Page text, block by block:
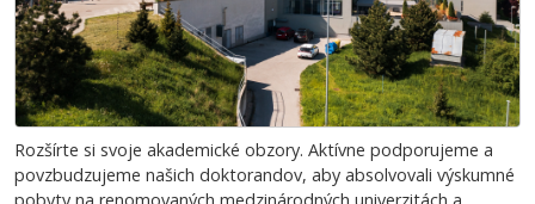
Rozšírte si svoje akademické obzory. Aktívne podporujeme a
povzbudzujeme našich doktorandov, aby absolvovali výskumné